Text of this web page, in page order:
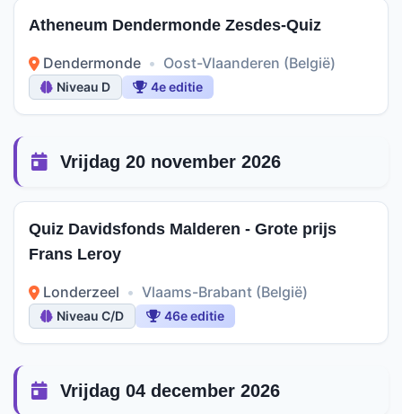
Atheneum Dendermonde Zesdes-Quiz
Dendermonde • Oost-Vlaanderen (België)
Niveau D 4e editie
Vrijdag 20 november 2026
Quiz Davidsfonds Malderen - Grote prijs
Frans Leroy
Londerzeel • Vlaams-Brabant (België)
Niveau C/D 46e editie
Vrijdag 04 december 2026